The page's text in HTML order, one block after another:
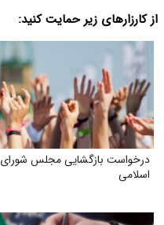
از کارزارهای زیر حمایت کنید:
درخواست بازگشایی مجلس شورای
اسلامی